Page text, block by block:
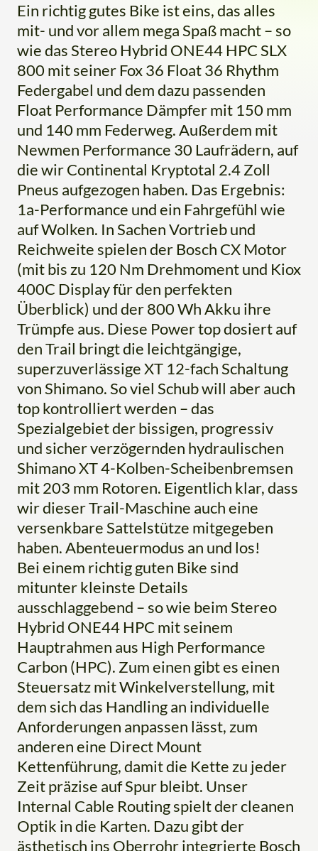
Ein richtig gutes Bike ist eins, das alles
mit- und vor allem mega Spaß macht – so
wie das Stereo Hybrid ONE44 HPC SLX
800 mit seiner Fox 36 Float 36 Rhythm
Federgabel und dem dazu passenden
Float Performance Dämpfer mit 150 mm
und 140 mm Federweg. Außerdem mit
Newmen Performance 30 Laufrädern, auf
die wir Continental Kryptotal 2.4 Zoll
Pneus aufgezogen haben. Das Ergebnis:
1a-Performance und ein Fahrgefühl wie
auf Wolken. In Sachen Vortrieb und
Reichweite spielen der Bosch CX Motor
(mit bis zu 120 Nm Drehmoment und Kiox
400C Display für den perfekten
Überblick) und der 800 Wh Akku ihre
Trümpfe aus. Diese Power top dosiert auf
den Trail bringt die leichtgängige,
superzuverlässige XT 12-fach Schaltung
von Shimano. So viel Schub will aber auch
top kontrolliert werden – das
Spezialgebiet der bissigen, progressiv
und sicher verzögernden hydraulischen
Shimano XT 4-Kolben-Scheibenbremsen
mit 203 mm Rotoren. Eigentlich klar, dass
wir dieser Trail-Maschine auch eine
versenkbare Sattelstütze mitgegeben
haben. Abenteuermodus an und los!
Bei einem richtig guten Bike sind
mitunter kleinste Details
ausschlaggebend – so wie beim Stereo
Hybrid ONE44 HPC mit seinem
Hauptrahmen aus High Performance
Carbon (HPC). Zum einen gibt es einen
Steuersatz mit Winkelverstellung, mit
dem sich das Handling an individuelle
Anforderungen anpassen lässt, zum
anderen eine Direct Mount
Kettenführung, damit die Kette zu jeder
Zeit präzise auf Spur bleibt. Unser
Internal Cable Routing spielt der cleanen
Optik in die Karten. Dazu gibt der
ästhetisch ins Oberrohr integrierte Bosch